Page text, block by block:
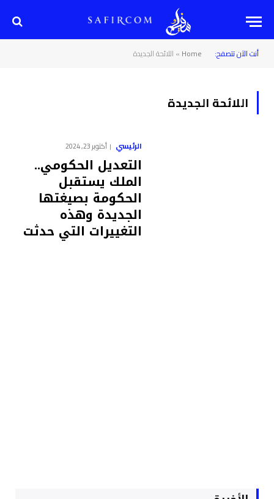
أنت الآن تتصفح: Home
» اللائحة الجديدة
اللائحة الجديدة
الرئيسي أكتوبر 23, 2024
التعديل الحكومي..
الملك يستقبل
الحكومة بصيغتها
الجديدة وهذه
التغييرات التي حدثت